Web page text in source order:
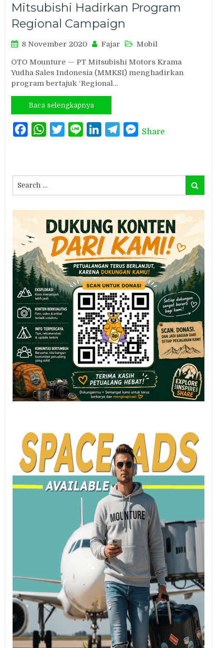
Mitsubishi Hadirkan Program
Regional Campaign
8 November 2020 Fajar Mobil
OTO Mounture — PT Mitsubishi Motors Krama
Yudha Sales Indonesia (MMKSI) menghadirkan
program bertajuk ‘Regional…
Baca selengkapnya
FacebookWhatsAppTwitterLine LinkedInTelegramMessenger
Share
for:
Search